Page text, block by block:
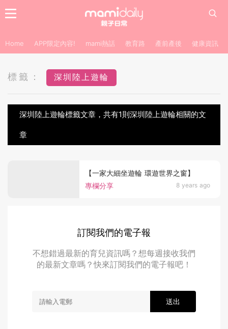
Home APP限定內容! mami熱話 教育路 產前產後 健康資訊
標籤： 深圳陸上遊輪
深圳陸上遊輪標籤文章，共有1則深圳陸上遊輪相關的文
章
專欄分享 8 years ago
【一家大細坐遊輪 環遊世界之窗】
訂閱我們的電子報
不想錯過最新的育兒資訊嗎？想每週接收我們
的最新文章嗎？快來訂閱我們的電子報吧！
送出